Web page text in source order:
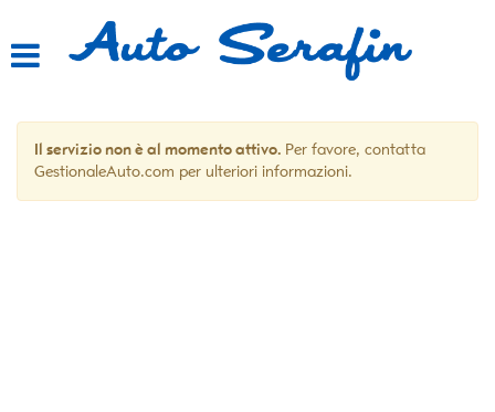
ACQUISTIAMO USATO
Il servizio non è al momento attivo. Per favore, contatta
GestionaleAuto.com per ulteriori informazioni.